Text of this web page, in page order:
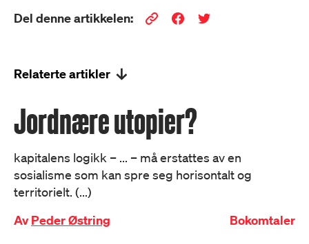
Del denne artikkelen:
Relaterte artikler
Jordnære utopier?
kapitalens logikk – ... – må erstattes av en
sosialisme som kan spre seg horisontalt og
territorielt. (...)
AvPeder Østring Bokomtaler